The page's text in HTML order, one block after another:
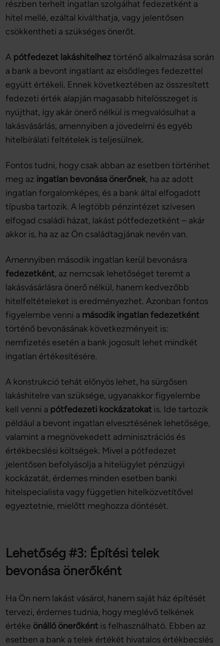
részben terhelt ingatlan szolgálhat fedezetként a
hitel mellé, ezáltal kiválthatja, vagy jelentősen
csökkentheti a szükséges önerőt.
A pótfedezet lakáshitelheztörténő alkalmazása során
a bank a bevont ingatlant az elsődleges fedezettel
együtt értékeli. Ennek következtében az összesített
fedezeti érték alapján magasabb hitelösszeget is
nyújthat, így akár önerő nélkül is megvalósulhat a
lakásvásárlás, amennyiben a jövedelmi és egyéb
hitelbírálati feltételek is teljesülnek.
Fontos tudni, hogy csak abban az esetben történhet
meg az ingatlan bevonása önerőnek, ha az adott
ingatlan forgalomképes, és a bank által elfogadott
típusba tartozik. A legtöbb pénzintézet szívesen
elfogad családi házat, lakást pótfedezetként – akár
akkor is, ha az az Ön családtagjának nevén van.
Amennyiben második ingatlan kerül bevonásra
fedezetként, az nemcsak lehetőséget teremt a
lakásvásárlásra önerő nélkül, hanem kedvezőbb
hitelfeltételeket is eredményezhet. Azonban fontos
figyelembe venni a második ingatlan fedezetként
történő bevonásának következményeit is:
nemfizetés esetén a bank jogosult lehet mindkét
ingatlan értékesítésére.
A konstrukció tehát előnyös lehet, ha sürgősen
lakáshitelre van szüksége, ugyanakkor figyelembe
kell venni a pótfedezeti kockázatokat is. Ide tartozik
például a bevont ingatlan elvesztésének lehetősége,
valamint a megnövekedett adminisztrációs és
értékbecslési költségek. Mivel a pótfedezet
jelentősen befolyásolja a hitelügylet pénzügyi
kockázatát, érdemes minden esetben banki
hitelspecialista vagy független hitelközvetítővel
egyeztetnie, mielőtt meghozza döntését.
Lehetőség #3: Építési telek
bevonása önerőként
Ha Ön nem lakást vásárol, hanem saját ház építését
tervezi, érdemes tudnia, hogy meglévő telkének
értéke önálló önerőként is felhasználható. Ebben az
esetben a bank a telek értékét hivatalos értékbecslés